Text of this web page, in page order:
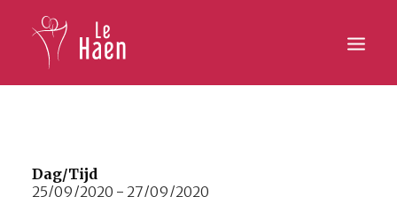
Lesaanbod
Dag/Tijd
25/09/2020 - 27/09/2020